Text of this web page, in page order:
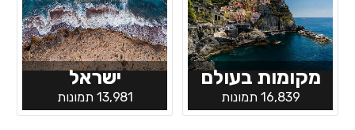
מקומות בעולם
16,839 תמונות
ישראל
13,981 תמונות